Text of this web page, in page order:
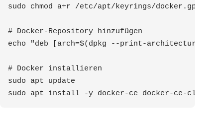
sudo chmod a+r /etc/apt/keyrings/docker.gpg
# Docker-Repository hinzufügen
echo "deb [arch=$(dpkg --print-architecture)
# Docker installieren
sudo apt update
sudo apt install -y docker-ce docker-ce-cli